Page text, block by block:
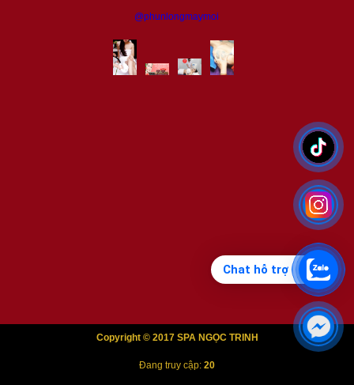
@phunlongmaymoi
Copyright © 2017 SPA NGỌC TRINH
Đang truy cập: 20
Chat hỗ trợ